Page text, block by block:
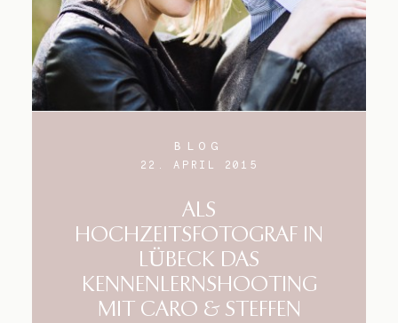
BLOG
22. APRIL 2015
ALS
HOCHZEITSFOTOGRAF IN
LÜBECK DAS
KENNENLERNSHOOTING
MIT CARO & STEFFEN